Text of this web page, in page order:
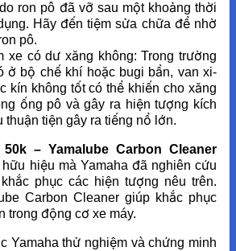
ron pô đã vỡ sau một khoảng thời
Hãy đến tiệm sửa chữa để nhờ
pô.
xe có dư xăng không: Trong trường
ở bộ chế khí hoặc bugi bẩn, van xi-
kín không tốt có thể khiến cho xăng
ống pô và gây ra hiện tượng kích
thuận tiện gây ra tiếng nổ lớn.
– Yamalube Carbon Cleaner
hiệu mà Yamaha đã nghiên cứu
phục các hiện tượng nêu trên.
Carbon Cleaner giúp khắc phục
trong động cơ xe máy.
Yamaha thử nghiệm và chứng minh